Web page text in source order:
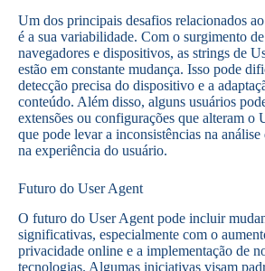
Um dos principais desafios relacionados
é a sua variabilidade. Com o surgimento
navegadores e dispositivos, as strings de
estão em constante mudança. Isso pode
detecção precisa do dispositivo e a
conteúdo. Além disso, alguns usuários
extensões ou configurações que alteram o
que pode levar a inconsistências na análise
na experiência do usuário.
Futuro do User Agent
O futuro do User Agent pode incluir
significativas, especialmente com o
privacidade online e a implementação de
tecnologias. Algumas iniciativas visam